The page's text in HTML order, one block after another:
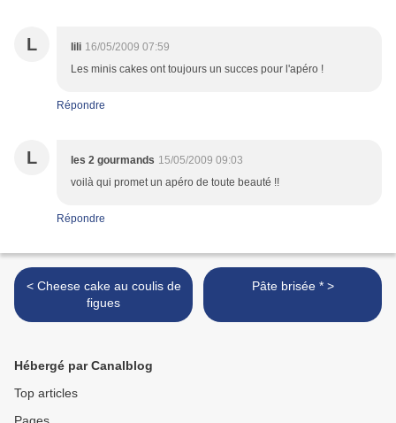
L lili 16/05/2009 07:59
Les minis cakes ont toujours un succes pour l'apéro !
Répondre
L les 2 gourmands 15/05/2009 09:03
voilà qui promet un apéro de toute beauté !!
Répondre
< Cheese cake au coulis de
figues
Pâte brisée * >
Hébergé par Canalblog
Top articles